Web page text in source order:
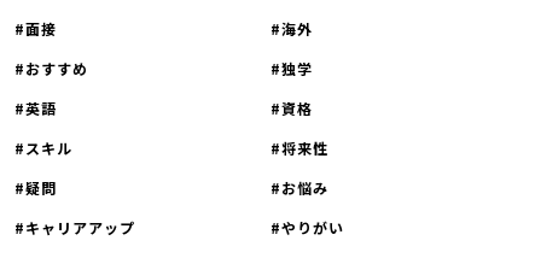
面接
海外
おすすめ
独学
英語
資格
スキル
将来性
疑問
お悩み
キャリアアップ
やりがい